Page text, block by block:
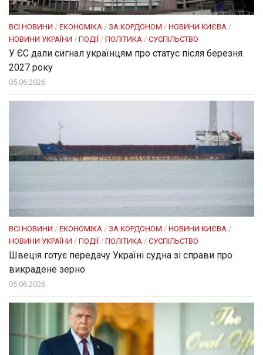
ВСІ НОВИНИ / ЕКОНОМІКА / ЗА КОРДОНОМ / НОВИНИ КИЄВА /
НОВИНИ УКРАЇНИ / ПОДІЇ / ПОЛІТИКА / СУСПІЛЬСТВО
У ЄС дали сигнал українцям про статус після березня
2027 року
05.06.2026
ВСІ НОВИНИ / ЕКОНОМІКА / ЗА КОРДОНОМ / НОВИНИ КИЄВА /
НОВИНИ УКРАЇНИ / ПОДІЇ / ПОЛІТИКА / СУСПІЛЬСТВО
Швеція готує передачу Україні судна зі справи про
викрадене зерно
05.06.2026